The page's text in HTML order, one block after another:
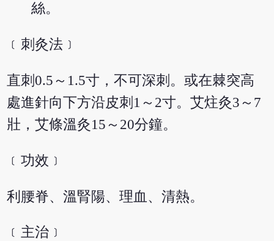
絲。
﹝刺灸法﹞
直刺0.5～1.5寸，不可深刺。或在棘突高
處進針向下方沿皮刺1～2寸。艾炷灸3～7
壯，艾條溫灸15～20分鐘。
﹝功效﹞
利腰脊、溫腎陽、理血、清熱。
﹝主治﹞